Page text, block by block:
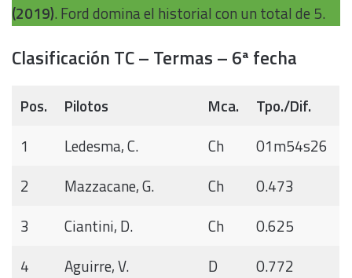
(2019). Ford domina el historial con un total de 5.
Clasificación TC – Termas – 6ª fecha
Pos. Pilotos Mca.
Tpo./Dif.
1
Ledesma, C. Ch
01m54s26
2
Mazzacane, G. Ch
0.473
3
Ciantini, D. Ch
0.625
4
Aguirre, V. D
0.772